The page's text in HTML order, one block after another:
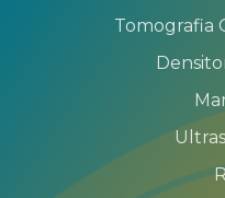
Tomografia